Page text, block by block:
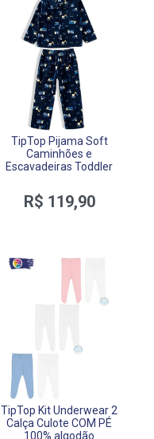
TipTop Pijama Soft
Caminhões e
Escavadeiras Toddler
R$ 119,90
TipTop Kit Underwear 2
Calça Culote COM PÉ
100% algodão